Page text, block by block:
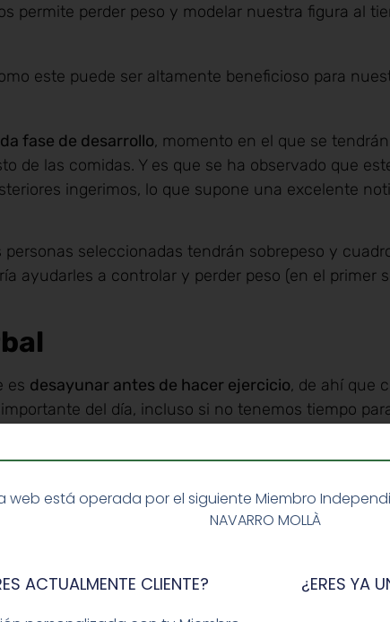
permite perder peso y modelar nuestra figura al
este puede ser altamente beneficioso para
fase de desarrollo, momento en el que se
de las comidas. Y es que se ha observado que
ingerimos, lo que supone una excelente
seleccionadas tendrán sobrepeso y
ayudarles a controlar y perder peso (en el primer
es desayunar antes de hacer ejercicio, de ahí que
del día, incluso si no tenemos tiempo
y aportando al cuerpo los minerales y
en una
etc.), estos batidos son productos ricos en
de este producto y mezclarlo con agua o
a nuestra rutina de ejercicios. Una
que contiene caseína y proteína procedente
web está operada por el siguiente Miembro
NAVARRO MOLLÀ
ACTUALMENTE CLIENTE?
¿ERES YA